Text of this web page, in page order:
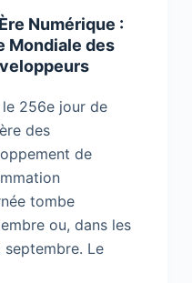
Numérique :
Mondiale des
le 256e jour de
des
de
tombe
ou, dans les
septembre. Le